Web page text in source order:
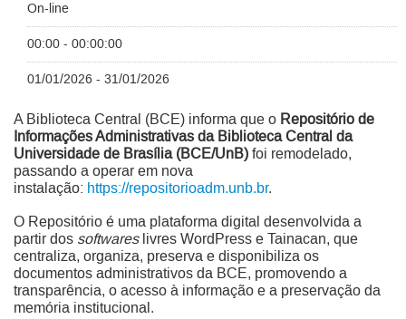
On-line
00:00 - 00:00:00
01/01/2026 - 31/01/2026
A Biblioteca Central (BCE) informa que o Repositório de
Informações Administrativas da Biblioteca Central da
Universidade de Brasília (BCE/UnB) foi remodelado,
passando a operar em nova
instalação: https://repositorioadm.unb.br.
O Repositório é uma plataforma digital desenvolvida a
partir dos softwareslivres WordPress e Tainacan, que
centraliza, organiza, preserva e disponibiliza os
documentos administrativos da BCE, promovendo a
transparência, o acesso à informação e a preservação da
memória institucional.